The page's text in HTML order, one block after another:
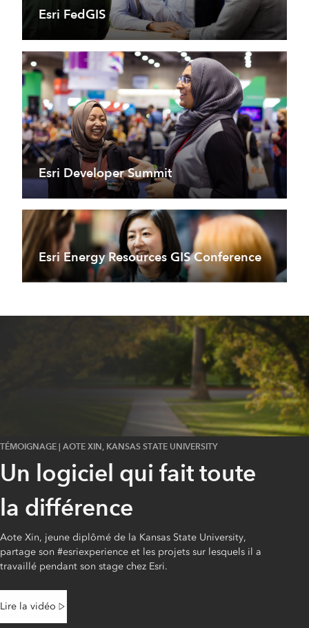
Esri FedGIS
Esri Developer Summit
Esri Energy Resources GIS Conference
TÉMOIGNAGE | AOTE XIN, KANSAS STATE UNIVERSITY
Un logiciel qui fait toute
la différence
Aote Xin, jeune diplômé de la Kansas State University,
partage son #esriexperience et les projets sur lesquels il a
travaillé pendant son stage chez Esri.
Lire la vidéo